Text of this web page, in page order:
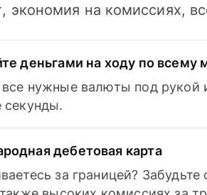
экономия на комиссиях,
деньгами на ходу по всему
нужные валюты под рукой
секунды.
дебетовая карта
за границей?